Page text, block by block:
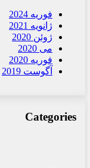
فوریه 2024
ژانویه 2021
ژوئن 2020
می 2020
فوریه 2020
آگوست 2019
Categories